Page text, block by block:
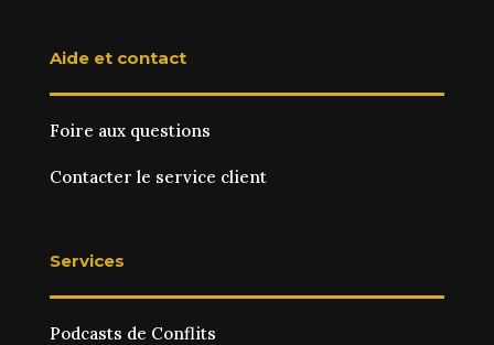
Aide et contact
Foire aux questions
Contacter le service client
Services
Podcasts de Conflits